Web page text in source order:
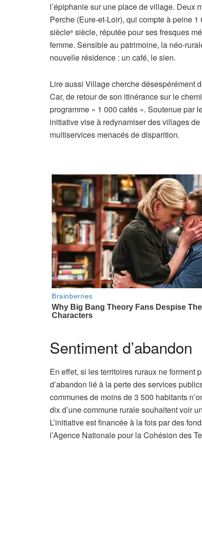
l’épiphanie sur une place de village. Deux
Perche (Eure-et-Loir), qui compte à peine
sièclee siècle, réputée pour ses fresques
femme. Sensible au patrimoine, la néo-
nouvelle résidence : un café, le sien.
Lire aussi A
r
t
i
c
r
é
s
e
r
v
é
à
n
o
s
a
n
é
s
Village cherche désespérément
Car, de retour de son itinérance sur le
programme « 1 000 cafés ». Soutenue par
initiative vise à redynamiser des villages
multiservices menacés de disparition.
Sentiment d’abandon
En effet, si les territoires ruraux ne forment
d’abandon lié à la perte des services
communes de moins de 3 500 habitants
dix d’une commune rurale souhaitent voir
L’initiative est financée à la fois par des
l’Agence Nationale pour la Cohésion des